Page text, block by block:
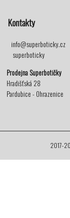
Kontakty
info@superboticky.cz
superboticky
Prodejna Superbotičky
Hradišťská 28
Pardubice - Ohrazenice
2017-